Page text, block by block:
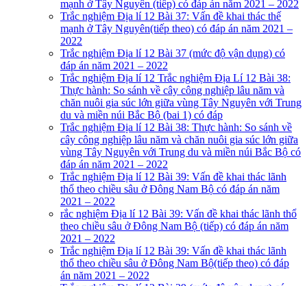
mạnh ở Tây Nguyên (tiếp) có đáp án năm 2021 – 2022
Trắc nghiệm Địa lí 12 Bài 37: Vấn đề khai thác thế
mạnh ở Tây Nguyên(tiếp theo) có đáp án năm 2021 –
2022
Trắc nghiệm Địa lí 12 Bài 37 (mức độ vận dụng) có
đáp án năm 2021 – 2022
Trắc nghiệm Địa lí 12 Trắc nghiệm Địa Lí 12 Bài 38:
Thực hành: So sánh về cây công nghiệp lâu năm và
chăn nuôi gia súc lớn giữa vùng Tây Nguyên với Trung
du và miền núi Bắc Bộ (bai 1) có đáp
Trắc nghiệm Địa lí 12 Bài 38: Thực hành: So sánh về
cây công nghiệp lâu năm và chăn nuôi gia súc lớn giữa
vùng Tây Nguyên với Trung du và miền núi Bắc Bộ có
đáp án năm 2021 – 2022
Trắc nghiệm Địa lí 12 Bài 39: Vấn đề khai thác lãnh
thổ theo chiều sâu ở Đông Nam Bộ có đáp án năm
2021 – 2022
rắc nghiệm Địa lí 12 Bài 39: Vấn đề khai thác lãnh thổ
theo chiều sâu ở Đông Nam Bộ (tiếp) có đáp án năm
2021 – 2022
Trắc nghiệm Địa lí 12 Bài 39: Vấn đề khai thác lãnh
thổ theo chiều sâu ở Đông Nam Bộ(tiếp theo) có đáp
án năm 2021 – 2022